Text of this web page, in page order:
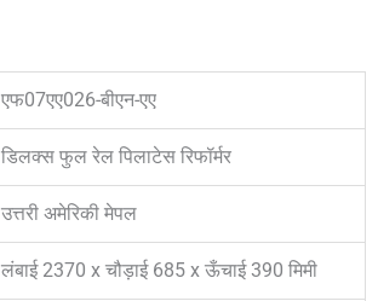
एफ07एए026-बीएन-एए
डिलक्स फुल रेल पिलाटेस रिफॉर्मर
उत्तरी अमेरिकी मेपल
लंबाई 2370 x चौड़ाई 685 x ऊँचाई 390 मिमी